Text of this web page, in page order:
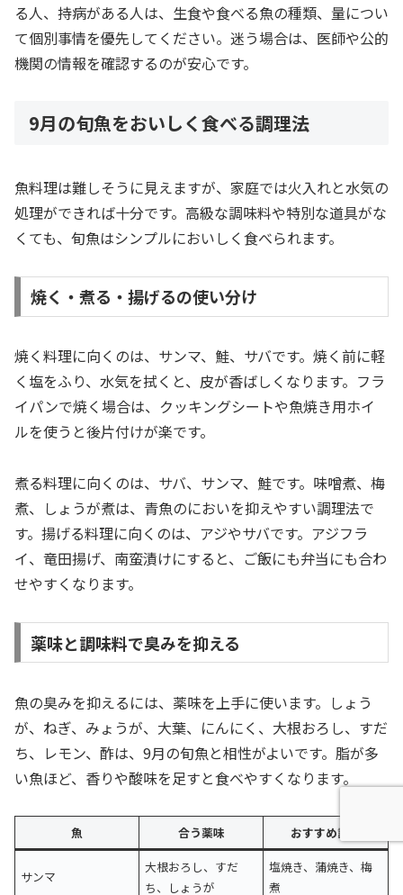
る人、持病がある人は、生食や食べる魚の種類、量につい
て個別事情を優先してください。迷う場合は、医師や公的
機関の情報を確認するのが安心です。
9月の旬魚をおいしく食べる調理法
魚料理は難しそうに見えますが、家庭では火入れと水気の
処理ができれば十分です。高級な調味料や特別な道具がな
くても、旬魚はシンプルにおいしく食べられます。
焼く・煮る・揚げるの使い分け
焼く料理に向くのは、サンマ、鮭、サバです。焼く前に軽
く塩をふり、水気を拭くと、皮が香ばしくなります。フラ
イパンで焼く場合は、クッキングシートや魚焼き用ホイ
ルを使うと後片付けが楽です。
煮る料理に向くのは、サバ、サンマ、鮭です。味噌煮、梅
煮、しょうが煮は、青魚のにおいを抑えやすい調理法で
す。揚げる料理に向くのは、アジやサバです。アジフラ
イ、竜田揚げ、南蛮漬けにすると、ご飯にも弁当にも合わ
せやすくなります。
薬味と調味料で臭みを抑える
魚の臭みを抑えるには、薬味を上手に使います。しょう
が、ねぎ、みょうが、大葉、にんにく、大根おろし、すだ
ち、レモン、酢は、9月の旬魚と相性がよいです。脂が多
い魚ほど、香りや酸味を足すと食べやすくなります。
魚 合う薬味 おすすめ調理
サンマ
大根おろし、すだ
ち、しょうが
塩焼き、蒲焼き、梅
煮